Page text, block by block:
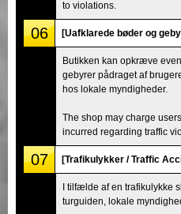
to violations.
06 [Uafklarede bøder og
Butikken kan opkræve
gebyrer pådraget af
hos lokale myndigheder.
The shop may charge
incurred regarding traffic
07 [Trafikulykker / Traffic
I tilfælde af en trafikulykke
turguiden, lokale